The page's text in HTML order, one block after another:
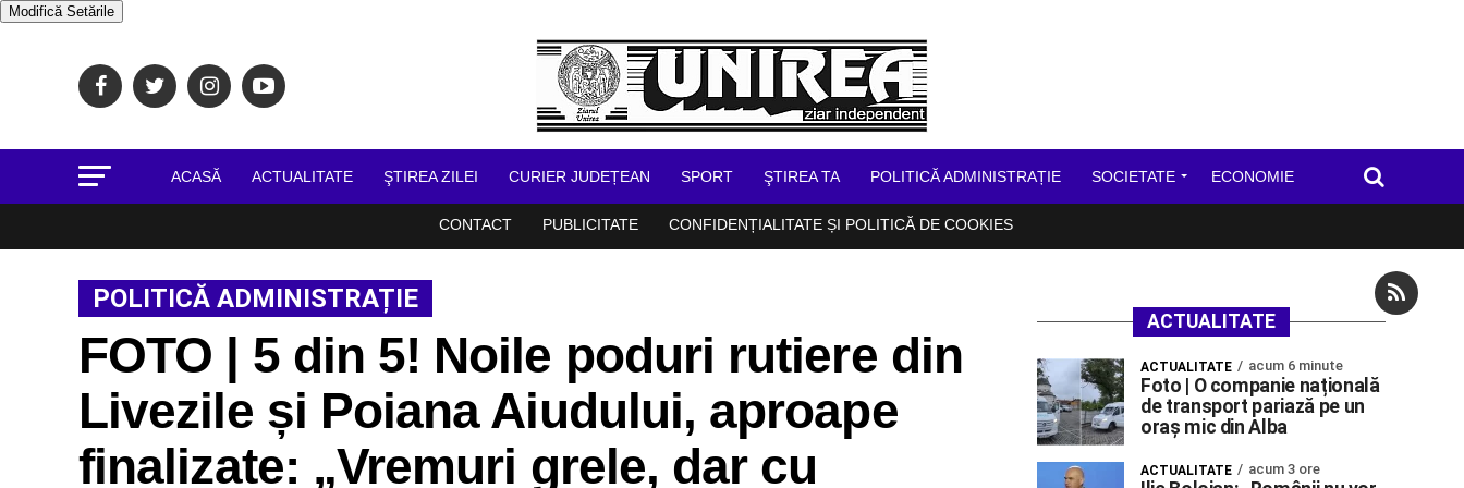
Modifică Setările
ACASĂ ACTUALITATE ŞTIREA ZILEI CURIER JUDEȚEAN SPORT ŞTIREA TA POLITICĂ ADMINISTRAȚIE SOCIETATE ECONOMIE
CONTACT PUBLICITATE CONFIDENȚIALITATE ȘI POLITICĂ DE COOKIES
POLITICĂ ADMINISTRAȚIE
FOTO | 5 din 5! Noile poduri rutiere din
Livezile și Poiana Aiudului, aproape
finalizate: „Vremuri grele, dar cu
ACTUALITATE
ACTUALITATE acum 6 minute
Foto | O companie națională
de transport pariază pe un
oraș mic din Alba
ACTUALITATE acum 3 ore